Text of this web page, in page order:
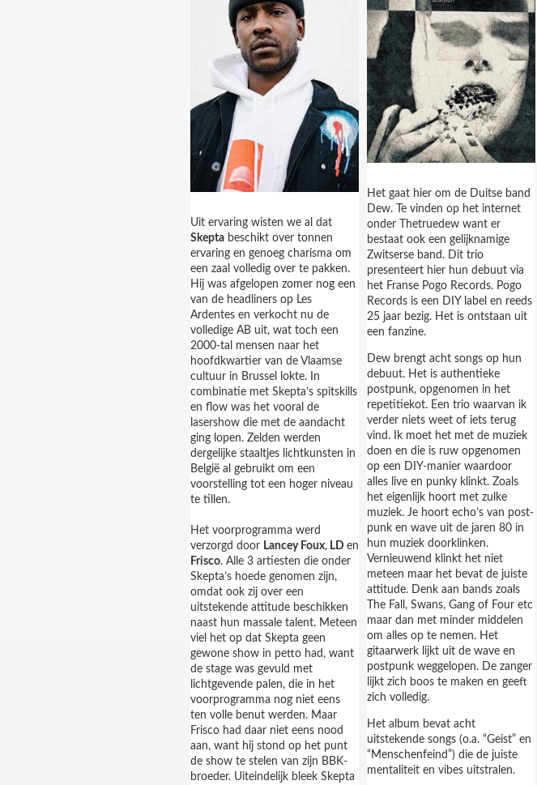
Uit ervaring wisten we al dat
Skepta beschikt over tonnen
ervaring en genoeg charisma om
een zaal volledig over te pakken.
Hij was afgelopen zomer nog een
van de headliners op Les
Ardentes en verkocht nu de
volledige AB uit, wat toch een
2000-tal mensen naar het
hoofdkwartier van de Vlaamse
cultuur in Brussel lokte. In
combinatie met Skepta’s spitskills
en flow was het vooral de
lasershow die met de aandacht
ging lopen. Zelden werden
dergelijke staaltjes lichtkunsten in
België al gebruikt om een
voorstelling tot een hoger niveau
te tillen.
Het voorprogramma werd
verzorgd door Lancey Foux, LD en
Frisco. Alle 3 artiesten die onder
Skepta’s hoede genomen zijn,
omdat ook zij over een
uitstekende attitude beschikken
naast hun massale talent. Meteen
viel het op dat Skepta geen
gewone show in petto had, want
de stage was gevuld met
lichtgevende palen, die in het
voorprogramma nog niet eens
ten volle benut werden. Maar
Frisco had daar niet eens nood
aan, want hij stond op het punt
de show te stelen van zijn BBK-
broeder. Uiteindelijk bleek Skepta
Het gaat hier om de Duitse band
Dew. Te vinden op het internet
onder Thetruedew want er
bestaat ook een gelijknamige
Zwitserse band. Dit trio
presenteert hier hun debuut via
het Franse Pogo Records. Pogo
Records is een DIY label en reeds
25 jaar bezig. Het is ontstaan uit
een fanzine.
Dew brengt acht songs op hun
debuut. Het is authentieke
postpunk, opgenomen in het
repetitiekot. Een trio waarvan ik
verder niets weet of iets terug
vind. Ik moet het met de muziek
doen en die is ruw opgenomen
op een DIY-manier waardoor
alles live en punky klinkt. Zoals
het eigenlijk hoort met zulke
muziek. Je hoort echo’s van post-
punk en wave uit de jaren 80 in
hun muziek doorklinken.
Vernieuwend klinkt het niet
meteen maar het bevat de juiste
attitude. Denk aan bands zoals
The Fall, Swans, Gang of Four etc
maar dan met minder middelen
om alles op te nemen. Het
gitaarwerk lijkt uit de wave en
postpunk weggelopen. De zanger
lijkt zich boos te maken en geeft
zich volledig.
Het album bevat acht
uitstekende songs (o.a. “Geist” en
“Menschenfeind”) die de juiste
mentaliteit en vibes uitstralen.